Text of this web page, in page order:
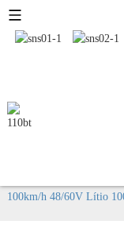
100km/h 48/60V Lítio